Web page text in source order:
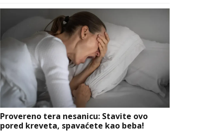
Provereno tera nesanicu: Stavite ovo
pored kreveta, spavaćete kao beba!